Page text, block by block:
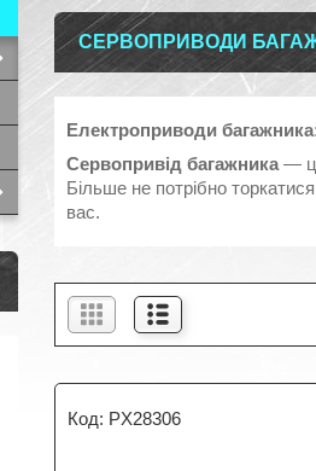
СЕРВОПРИВОДИ
Електроприводи
Сервопривід багажника —
Більше не потрібно
вас.
PX28306